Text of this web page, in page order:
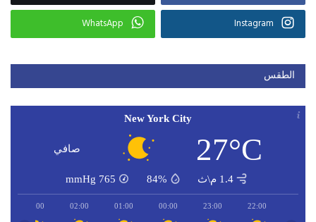
Instagram
WhatsApp
الطقس
New York City
27°C صافي
1.4 م\ث 84%
765
mmHg
22:00
23:00
00:00
01:00
02:00
03:00